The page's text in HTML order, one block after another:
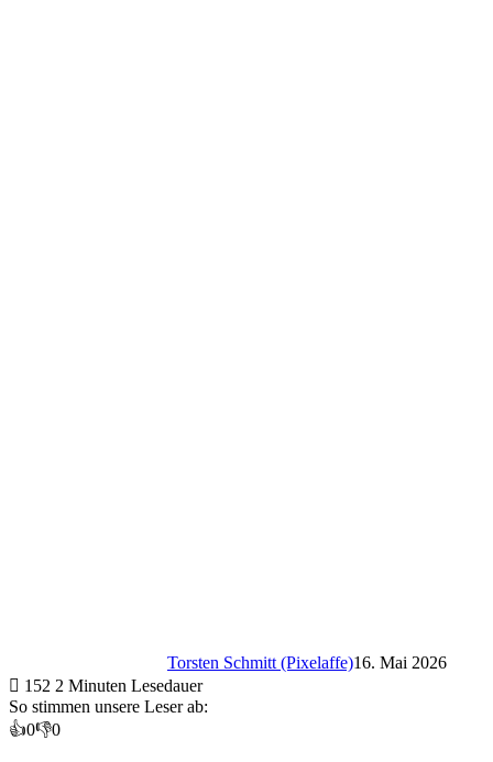
Torsten Schmitt (Pixelaffe)16. Mai 2026
152 2 Minuten Lesedauer
So stimmen unsere Leser ab:
👍0👎0